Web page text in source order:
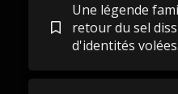
Une légende
retour du sel
d'identités volées.